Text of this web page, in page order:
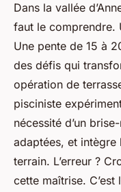
Dans la vallée
faut le comprendre.
Une pente de 15 à
des défis qui
opération de
pisciniste
nécessité d’un
adaptées, et intègre
terrain. L’erreur ?
cette maîtrise.